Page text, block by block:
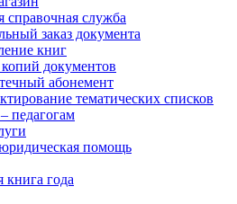
справочная служба
заказ документа
книг
копий документов
абонемент
тематических списков
педагогам
помощь
книга года